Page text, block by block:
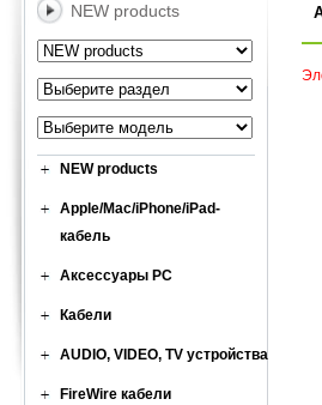
NEW products
NEW products
Apple/Mac/iPhone/iPad-
кабель
Аксессуары PC
Кабели
AUDIO, VIDEO, TV устройства
FireWire кабели